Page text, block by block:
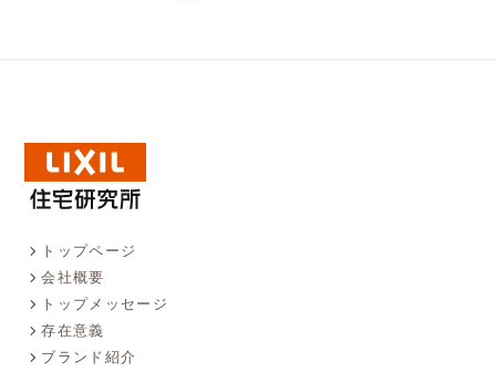
トップページ
会社概要
トップメッセージ
存在意義
ブランド紹介